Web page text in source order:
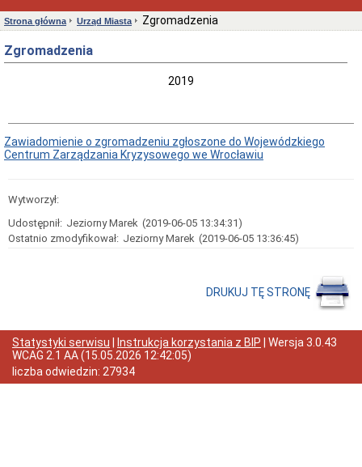
Ochrona
Danych
Osobowych
Polityka
Środowiska
dla
Gminy
i
Dostęp
do
informacji
o
azbest
z
terenu
Gminy
Węgliniec
Strona główna Urząd Miasta Zgromadzenia
Zgromadzenia
2019
Zawiadomienie o zgromadzeniu zgłoszone do Wojewódzkiego
Centrum Zarządzania Kryzysowego we Wrocławiu
Wytworzył:
Udostępnił: Jeziorny Marek (2019-06-05 13:34:31)
Ostatnio zmodyfikował: Jeziorny Marek (2019-06-05 13:36:45)
DRUKUJ TĘ STRONĘ
Statystyki serwisu Instrukcja korzystania z BIP | Wersja 3.0.43
WCAG 2.1 AA(15.05.2026 12:42:05)
liczba odwiedzin: 27934